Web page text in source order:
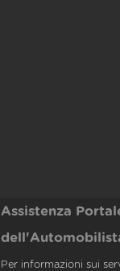
Assistenza
Per informazioni sui